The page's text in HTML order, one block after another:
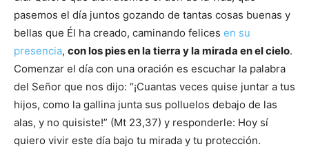
pasemos el día juntos gozando de tantas cosas buenas y
bellas que Él ha creado, caminando felices en su
presencia, con los pies en la tierra y la mirada en el cielo.
Comenzar el día con una oración es escuchar la palabra
del Señor que nos dijo: “¡Cuantas veces quise juntar a tus
hijos, como la gallina junta sus polluelos debajo de las
alas, y no quisiste!” (Mt 23,37) y responderle: Hoy sí
quiero vivir este día bajo tu mirada y tu protección.